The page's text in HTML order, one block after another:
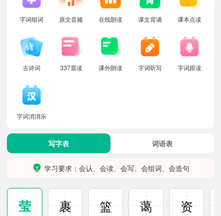
字词组词 原文音频 在线朗读 课文背诵 课本点读
古诗词 337晨读 课外朗读 字词听写 字词跟读
字词消消乐
写字表 词语表
学习要求：会认、会读、会写、会组词、会造句
莹 裹 篮 蔼 资